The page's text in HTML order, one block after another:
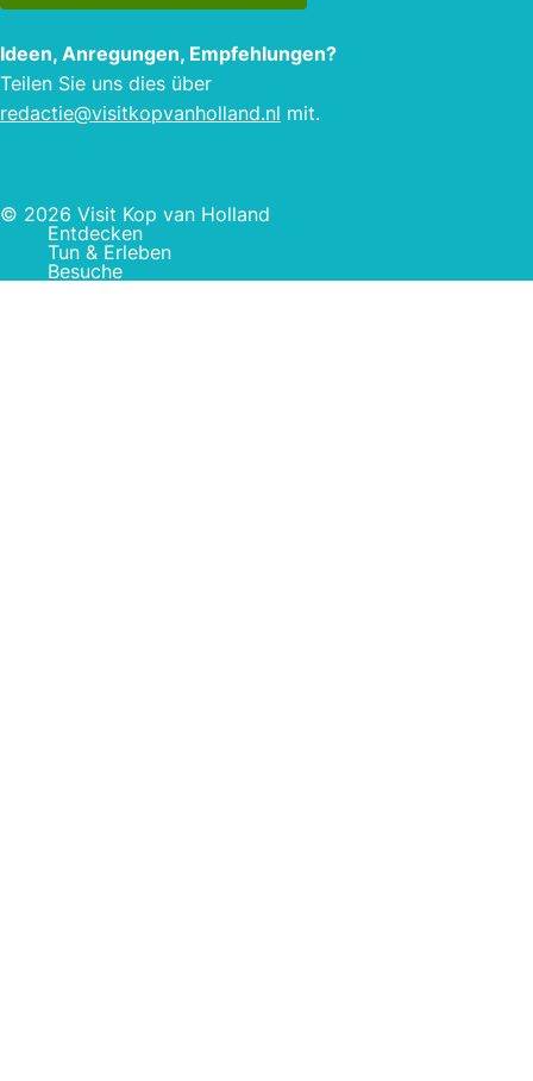
Ideen, Anregungen, Empfehlungen?
Teilen Sie uns dies über
redactie@visitkopvanholland.nl mit.
© 2026 Visit Kop van Holland
Entdecken
Tun & Erleben
Besuche